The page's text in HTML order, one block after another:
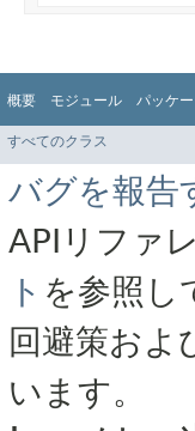
概要 モジュール パッケ
すべてのクラス
バグを報告
APIリファ
ト を参照し
回避策およ
います。